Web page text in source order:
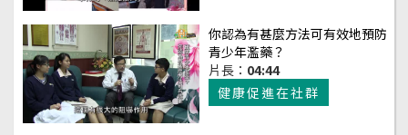
你認為有甚麼方法可有效地預防
青少年濫藥？
片長： 04:44
健康促進在社群